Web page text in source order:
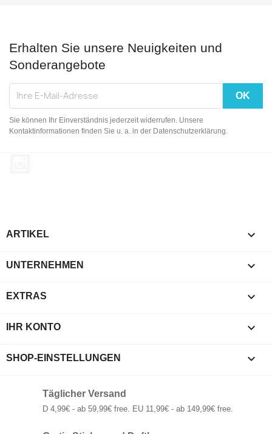
Erhalten Sie unsere Neuigkeiten und
Sonderangebote
Sie können Ihr Einverständnis jederzeit widerrufen. Unsere
Kontaktinformationen finden Sie u. a. in der Datenschutzerklärung.
ARTIKEL 
UNTERNEHMEN 
EXTRAS 
IHR KONTO 
SHOP-EINSTELLUNGEN keyboard_arrow_down
Täglicher Versand
D 4,99€ - ab 59,99€ free. EU 11,99€ - ab 149,99€ free.